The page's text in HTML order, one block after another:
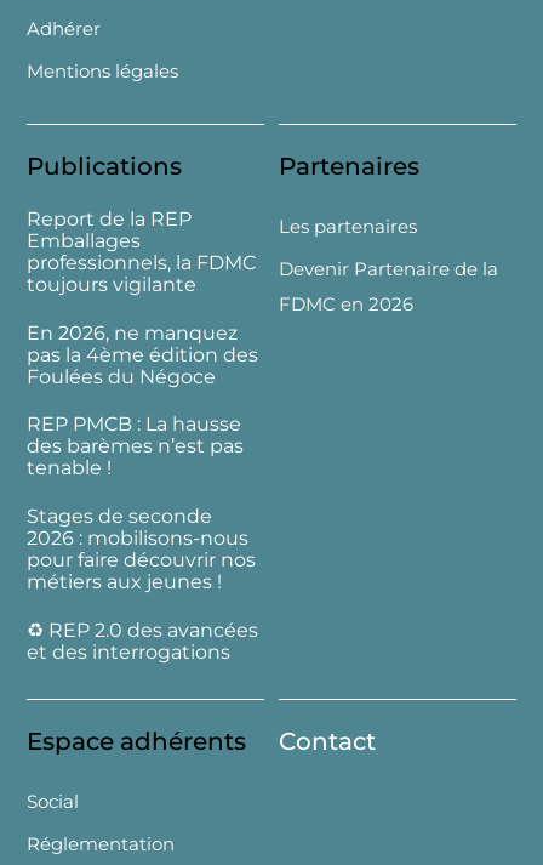
Adhérer
Mentions légales
Publications
Report de la REP
Emballages
professionnels, la FDMC
toujours vigilante
En 2026, ne manquez
pas la 4ème édition des
Foulées du Négoce
REP PMCB : La hausse
des barèmes n’est pas
tenable !
Stages de seconde
2026 : mobilisons-nous
pour faire découvrir nos
métiers aux jeunes !
♻️ REP 2.0 des avancées
et des interrogations
Partenaires
Les partenaires
Devenir Partenaire de la
FDMC en 2026
Espace adhérents
Social
Réglementation
Contact